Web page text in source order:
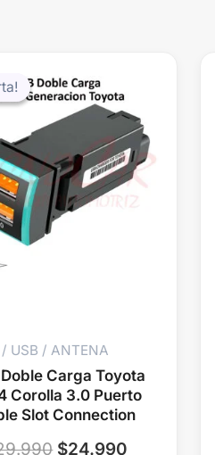
USB / ANTENA
Doble Carga Toyota
Corolla 3.0 Puerto
Slot Connection
precio
original
era:
$29.990.
$24.990
es:
$24.990.